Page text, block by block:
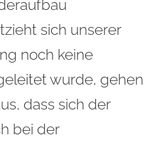
sich unserer
noch keine
wurde, gehen
dass sich der
bei der